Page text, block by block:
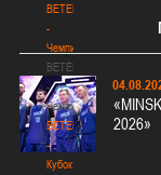
BETERA
-
Чемпионат
BETERA
-
Чемпионат
BETERA
-
Кубок
2026»